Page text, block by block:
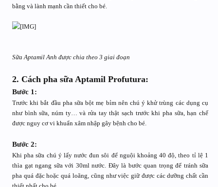
bằng và lành mạnh cần thiết cho bé.
Sữa Aptamil Anh được chia theo 3 giai đoạn
2. Cách pha sữa Aptamil Profutura:
Bước 1:
Trước khi bắt đầu pha sữa bột mẹ bỉm nên chú ý khử trùng các dụng cụ
như bình sữa, núm ty… và rửa tay thật sạch trước khi pha sữa, hạn chế
được nguy cơ vi khuẩn xâm nhập gây bệnh cho bé.
Bước 2:
Khi pha sữa chú ý lấy nước đun sôi để nguội khoảng 40 độ, theo tỉ lệ 1
thìa gạt ngang sữa với 30ml nước. Đây là bước quan trọng để tránh sữa
pha quá đặc hoặc quá loãng, cũng như việc giữ được các dưỡng chất cần